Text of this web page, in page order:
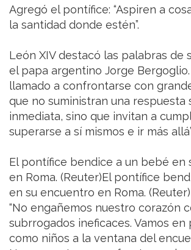
Agregó el pontífice: “Aspiren a
la santidad donde estén”.
León XIV destacó las palabras de
el papa argentino Jorge Bergoglio.
llamado a confrontarse con
que no suministran una respuesta
inmediata, sino que invitan a
superarse a sí mismos e ir más
El pontífice bendice a un bebé en
en Roma. (Reuter)El pontífice
en su encuentro en Roma. (Reuter)
“No engañemos nuestro corazón
subrrogados ineficaces. Vamos en
como niños a la ventana del